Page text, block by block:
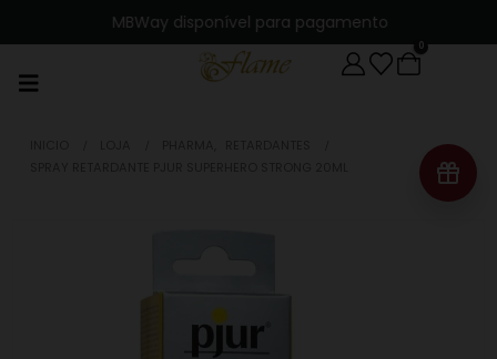
MBWay disponível para pagamento
0